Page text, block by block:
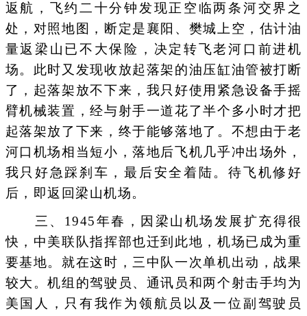
返航，飞约二十分钟发现正空临两条河交界之
处，对照地图，断定是襄阳、樊城上空，估计油
量返梁山已不大保险，决定转飞老河口前进机
场。此时又发现收放起落架的油压缸油管被打断
了，起落架放不下来，我只好使用紧急设备手摇
臂机械装置，经与射手一道花了半个多小时才把
起落架放了下来，终于能够落地了。不想由于老
河口机场相当短小，落地后飞机几乎冲出场外，
我只好急踩刹车，最后安全着陆。待飞机修好
后，即返回梁山机场。
三、1945年春，因梁山机场发展扩充得很
快，中美联队指挥部也迁到此地，机场已成为重
要基地。就在这时，三中队一次单机出动，战果
较大。机组的驾驶员、通讯员和两个射击手均为
美国人，只有我作为领航员以及一位副驾驶员